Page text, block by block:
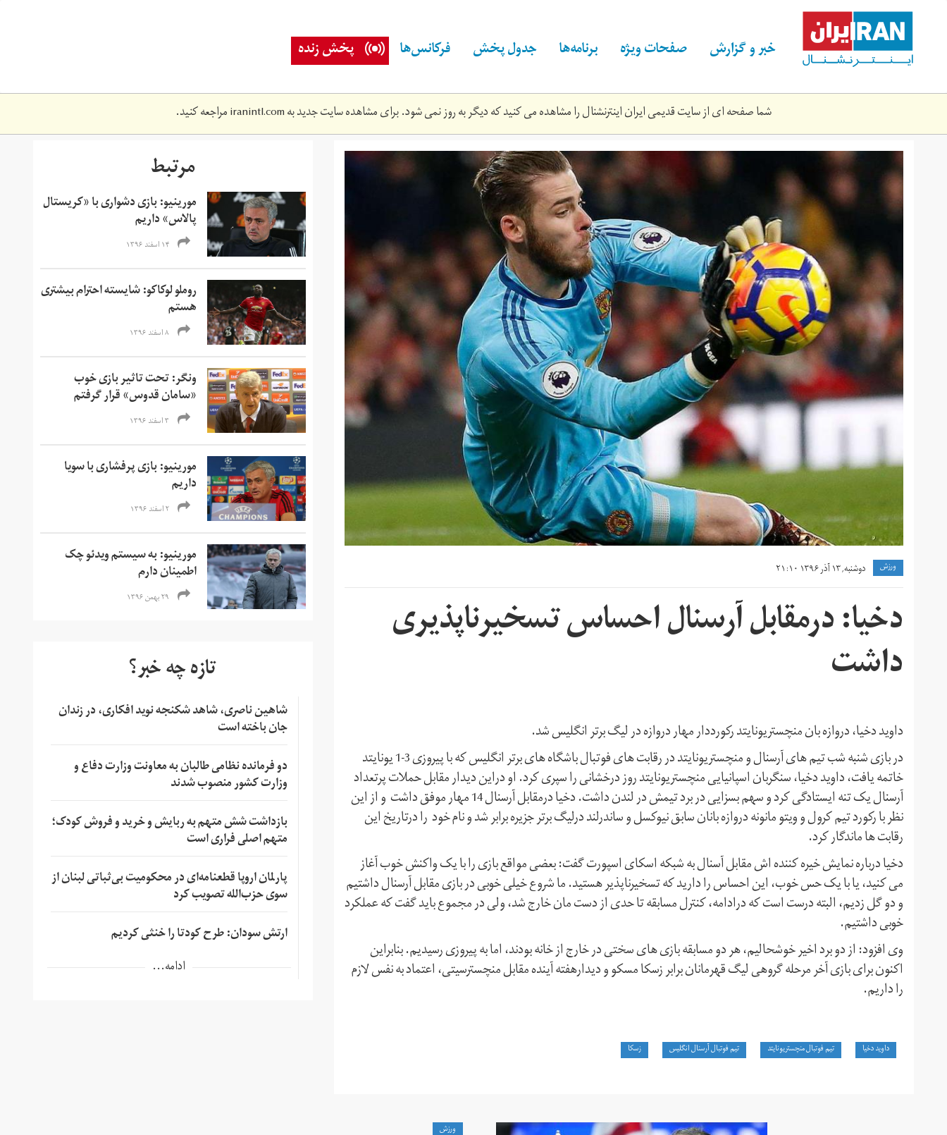
content خبر و گزارش صفحات ویژه برنامه‌ها جدول پخش فرکانس‌ها پخش زنده
شما صفحه ای از سایت قدیمی ایران اینترنشنال را مشاهده می کنید که دیگر به روز نمی شود. برای مشاهده سایت جدید بهiranintl.comمراجعه کنید.
629710-
david-
de-
gea-
afp.jpg
ورزش دوشنبه, ۱۳ آذر ۱۳۹۶ ۲۱:۱۰
دخیا: درمقابل آرسنال احساس تسخیرناپذیری
داشت
داوید دخیا، دروازه بان منچستریونایتد رکورددار مهار دروازه در لیگ برتر انگلیس شد.
در بازی شنبه شب تیم های آرسنال و منچستریونایتد در رقابت های فوتبال باشگاه های برتر انگلیس که با پیروزی 3-1 یونایتد
خاتمه یافت، داوید دخیا، سنگربان اسپانیایی منچستریونایتد روز درخشانی را سپری کرد. او دراین دیدار مقابل حملات پرتعداد
آرسنال یک تنه ایستادگی کرد و سهم بسزایی در برد تیمش در لندن داشت. دخیا درمقابل آرسنال 14 مهار موفق داشت و از این
نظر با رکورد تیم کرول و ویتو مانونه دروازه بانان سابق نیوکسل و ساندرلند درلیگ برتر جزیره برابر شد و نام خود را درتاریخ این
رقابت ها ماندگار کرد.
دخیا درباره نمایش خیره کننده اش مقابل آسنال به شبکه اسکای اسپورت گفت: بعضی مواقع بازی را با یک واکنش خوب آغاز
می کنید، یا با یک حس خوب، این احساس را دارید که تسخیرناپذیر هستید. ما شروع خیلی خوبی در بازی مقابل آرسنال داشتیم
و دو گل زدیم، البته درست است که درادامه، کنترل مسابقه تا حدی از دست مان خارج شد، ولی در مجموع باید گفت که عملکرد
خوبی داشتیم.
وی افزود: از دو برد اخیر خوشحالیم، هر دو مسابقه بازی های سختی در خارج از خانه بودند، اما به پیروزی رسیدیم. بنابراین
اکنون برای بازی آخر مرحله گروهی لیگ قهرمانان برابر زسکا مسکو و دیدارهفته آینده مقابل منچسترسیتی، اعتماد به نفس لازم
را داریم.
داوید دخیا تیم فوتبال منچستریونایتد تیم فوتبال آرسنال انگلیس زسکا
مرتبط
مورینیو: بازی دشواری با «کریستال
پالاس» داریم
۱۴ اسفند ۱۳۹۶
روملو لوکاکو: شایسته احترام بیشتری
هستم
۸ اسفند ۱۳۹۶
ونگر: تحت تاثیر بازی خوب
«سامان قدوس» قرار گرفتم
۳ اسفند ۱۳۹۶
مورینیو: بازی پرفشاری با سویا
داریم
۲ اسفند ۱۳۹۶
مورینیو: به سیستم ویدئو چک
اطمینان دارم
۲۹ بهمن ۱۳۹۶
تازه چه خبر؟
شاهین ناصری، شاهد شکنجه نوید افکاری، در زندان
جان باخته است
دو فرمانده نظامی طالبان به معاونت وزارت دفاع و
وزارت کشور منصوب شدند
بازداشت شش متهم به ربایش و خرید و فروش کودک؛
متهم اصلی فراری است
پارلمان اروپا قطعنامه‌ای در محکومیت بی‌ثباتی لبنان از
سوی حزب‌الله تصویب کرد
ارتش سودان: طرح کودتا را خنثی کردیم
ادامه...
ورزش